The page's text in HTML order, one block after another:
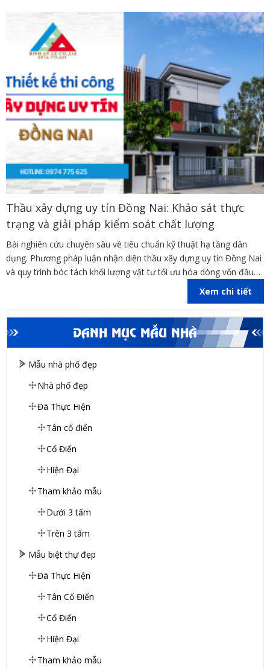
DANH MỤC MẪU NHÀ
Mẫu nhà phố đẹp
Nhà phố đẹp
Đã Thực Hiện
Tân cổ điển
Cổ Điển
Hiện Đại
Tham khảo mẫu
Dưới 3 tấm
Trên 3 tấm
Mẫu biệt thự đẹp
Đã Thực Hiện
Tân Cổ Điển
Cổ Điển
Hiện Đại
Tham khảo mẫu
Thầu xây dựng uy tín Đồng Nai: Khảo sát thực
trạng và giải pháp kiểm soát chất lượng
Bài nghiên cứu chuyên sâu về tiêu chuẩn kỹ thuật hạ tầng dân
dụng. Phương pháp luận nhận diện thầu xây dựng uy tín Đồng Nai
và quy trình bóc tách khối lượng vật tư tối ưu hóa dòng vốn đầu
Xem chi tiết